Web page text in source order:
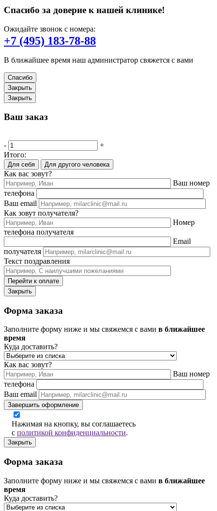
Спасибо за доверие к нашей клинике!
Ожидайте звонок с номера:
+7 (495) 183-78-88
В ближайшее время наш администратор свяжется с вами
Спасибо
Закрыть
Закрыть
Ваш заказ
-
+
Итого:
Для себя Для другого человека
Как вас зовут?
Ваш номер
телефона
Ваш email
Как зовут получателя?
Номер
телефона получателя
Email
получателя
Текст поздравления
Перейти к оплате
Закрыть
Форма заказа
Заполните форму ниже и мы свяжемся с вами в ближайшее
время
Куда доставить?
Как вас зовут?
Ваш номер
телефона
Ваш email
Завершить оформление
Нажимая на кнопку, вы соглашаетесь
с политикой конфиденциальности.
Закрыть
Форма заказа
Заполните форму ниже и мы свяжемся с вами в ближайшее
время
Куда доставить?